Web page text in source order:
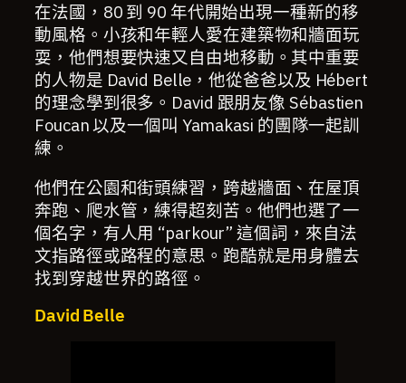
在法國，80 到 90 年代開始出現一種新的移
動風格。小孩和年輕人愛在建築物和牆面玩
耍，他們想要快速又自由地移動。其中重要
的人物是 David Belle，他從爸爸以及 Hébert
的理念學到很多。David 跟朋友像 Sébastien
Foucan 以及一個叫 Yamakasi 的團隊一起訓
練。
他們在公園和街頭練習，跨越牆面、在屋頂
奔跑、爬水管，練得超刻苦。他們也選了一
個名字，有人用 “parkour” 這個詞，來自法
文指路徑或路程的意思。跑酷就是用身體去
找到穿越世界的路徑。
David Belle